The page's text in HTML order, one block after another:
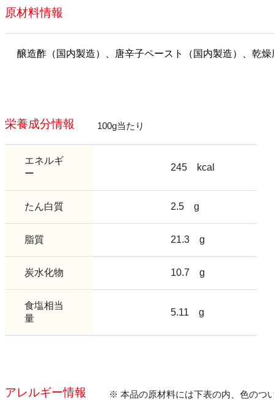
原材料情報
醸造酢（国内製造）、唐辛子ペースト（国内製造）、乾
栄養成分情報 100g当たり
エネルギ
ー
245 kcal
たん白質 2.5 g
脂質 21.3 g
炭水化物 10.7 g
食塩相当
量
5.11 g
アレルギー情報 ※ 本品の原材料には下表の内、色のつ